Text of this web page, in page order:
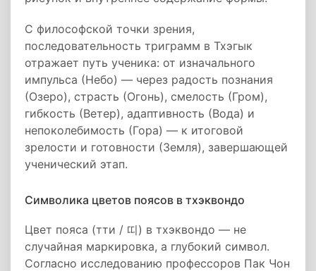
С философской точки зрения,
последовательность триграмм в Тхэгык
отражает путь ученика: от изначального
импульса (Небо) — через радость познания
(Озеро), страсть (Огонь), смелость (Гром),
гибкость (Ветер), адаптивность (Вода) и
непоколебимость (Гора) — к итоговой
зрелости и готовности (Земля), завершающей
ученический этап.
Символика цветов поясов в тхэквондо
Цвет пояса (тти / 띠) в тхэквондо — не
случайная маркировка, а глубокий символ.
Согласно исследованию профессоров Пак Чон